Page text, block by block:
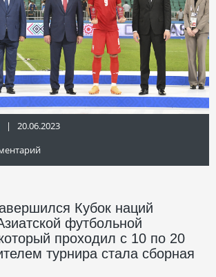
| 20.06.2023
Кубок наций
футбольной
проходил с 10 по 20
турнира стала сборная